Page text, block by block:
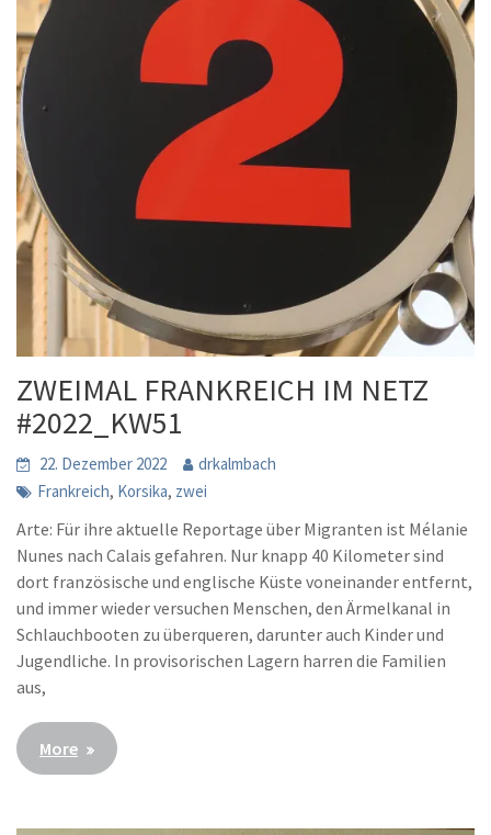
ZWEIMAL FRANKREICH IM NETZ
#2022_KW51
22. Dezember 2022
drkalmbach
Frankreich, Korsika, zwei
Arte: Für ihre aktuelle Reportage über Migranten ist Mélanie
Nunes nach Calais gefahren. Nur knapp 40 Kilometer sind
dort französische und englische Küste voneinander entfernt,
und immer wieder versuchen Menschen, den Ärmelkanal in
Schlauchbooten zu überqueren, darunter auch Kinder und
Jugendliche. In provisorischen Lagern harren die Familien
aus,
More